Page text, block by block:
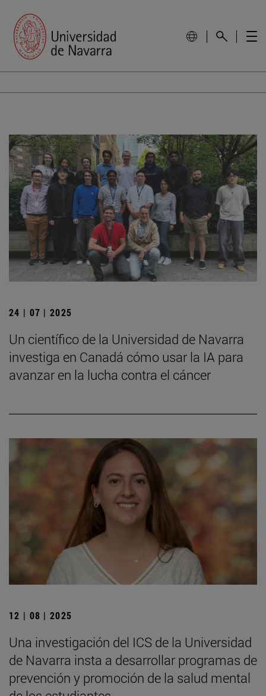
24 | 07 | 2025
Un científico de la Universidad de Navarra
investiga en Canadá cómo usar la IA para
avanzar en la lucha contra el cáncer
12 | 08 | 2025
Una investigación del ICS de la Universidad
de Navarra insta a desarrollar programas de
prevención y promoción de la salud mental